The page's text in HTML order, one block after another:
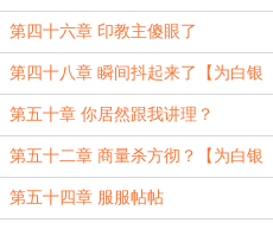
齐天加更】
第四十六章 印教主傻眼了
第四十八章 瞬间抖起来了【为白银
盟本心加更2】
第五十章 你居然跟我讲理？
第五十二章 商量杀方彻？【为白银
盟本心加更4】
第五十四章 服服帖帖